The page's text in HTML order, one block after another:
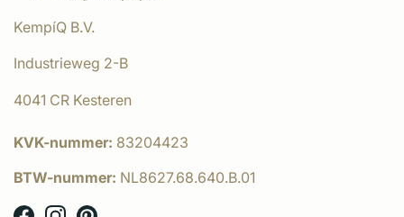
KempíQ B.V.
Industrieweg 2-B
4041 CR Kesteren
KVK-nummer: 83204423
BTW-nummer: NL8627.68.640.B.01